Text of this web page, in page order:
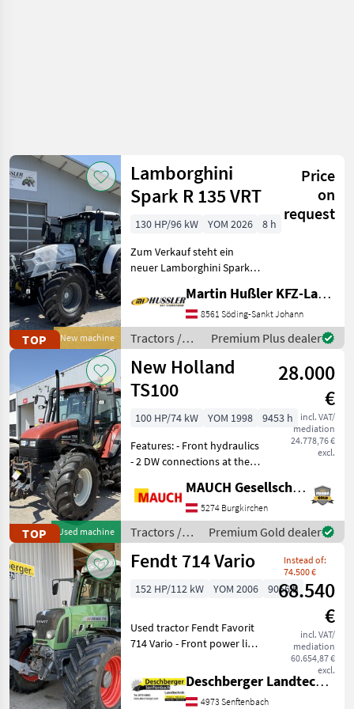
TOP New machine
Lamborghini
Spark R 135 VRT
Price
on
request
130 HP/96 kW YOM 2026
8 h
Zum Verkauf steht ein
neuer Lamborghini Spark
Vollausstattung! •
FARMotion 45
Vierzylindermotor •
stufenloses 50km/h
Getriebe mit Powershuttle
Martin Hußler KFZ-Landtechnik
8561 Söding-Sankt Johann
Tractors /
Lamborghini
Premium Plus dealer
TOP Used machine
New Holland
TS100
28.000
€
incl. VAT/
mediation
24.778,76 €
excl.
100 HP/74 kW YOM 1998
9453 h
Features: - Front hydraulics
- 2 DW connections at the
unit - 4 DW control units at
the rear - DL return line - Air
conditioning - Air-
MAUCH Gesellschaft m.b.H. & Co.KG
5274 Burgkirchen
Tractors /
New Holland
Premium Gold dealer
Fendt 714 Vario
Instead of:
74.500 €
68.540
€
incl. VAT/
mediation
60.654,87 €
excl.
152 HP/112 kW YOM 2006 9056 h
Used tractor Fendt Favorit
714 Vario - Front power lift
1/1 rear DUDK - Additional
valve dw 1/2 rear DUDK -
Deschberger Landtechnik GmbH
4973 Senftenbach